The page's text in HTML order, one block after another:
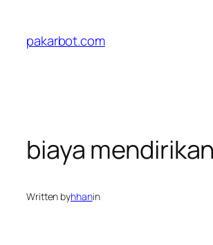
content
pakarbot.com
biaya
Written byhhanin